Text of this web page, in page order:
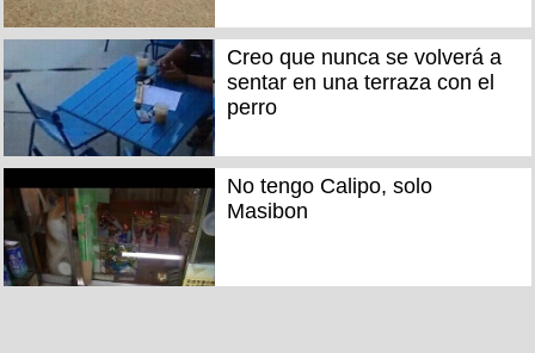
Creo que nunca se volverá a
sentar en una terraza con el
perro
No tengo Calipo, solo
Masibon